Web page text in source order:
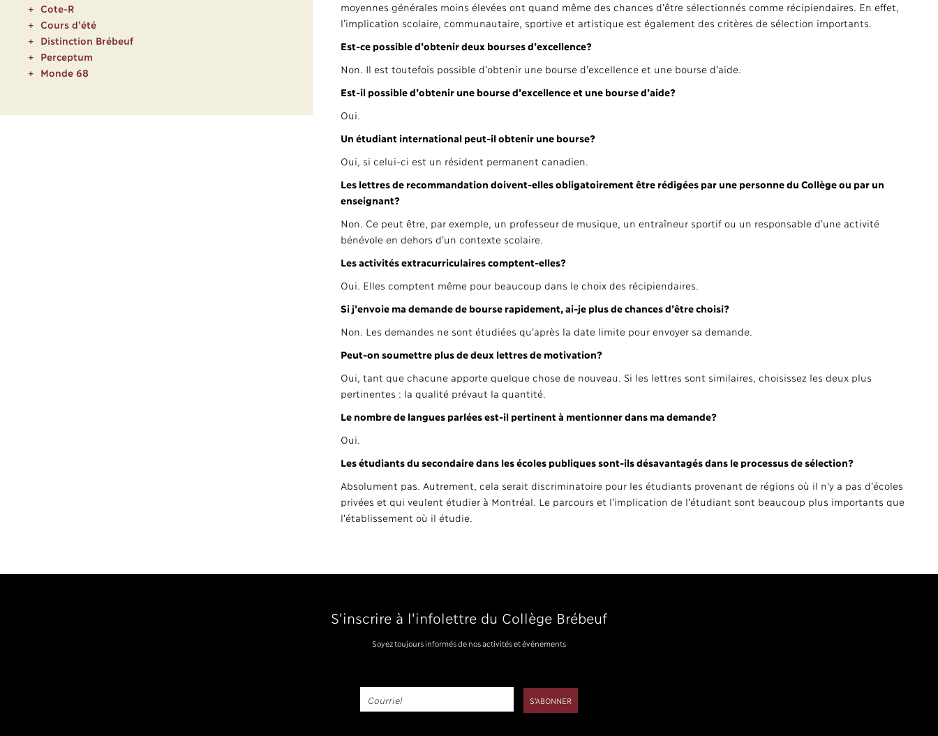
Cote-R
Cours d’été
Distinction Brébeuf
Perceptum
Monde 68
moyennes générales moins élevées ont quand même des chances d’être sélectionnés comme récipiendaires. En effet,
l’implication scolaire, communautaire, sportive et artistique est également des critères de sélection importants.
Est-ce possible d’obtenir deux bourses d’excellence?
Non. Il est toutefois possible d’obtenir une bourse d’excellence et une bourse d’aide.
Est-il possible d’obtenir une bourse d’excellence et une bourse d’aide?
Oui.
Un étudiant international peut-il obtenir une bourse?
Oui, si celui-ci est un résident permanent canadien.
Les lettres de recommandation doivent-elles obligatoirement être rédigées par une personne du Collège ou par un
enseignant?
Non. Ce peut être, par exemple, un professeur de musique, un entraîneur sportif ou un responsable d’une activité
bénévole en dehors d’un contexte scolaire.
Les activités extracurriculaires comptent-elles?
Oui. Elles comptent même pour beaucoup dans le choix des récipiendaires.
Si j’envoie ma demande de bourse rapidement, ai-je plus de chances d’être choisi?
Non. Les demandes ne sont étudiées qu’après la date limite pour envoyer sa demande.
Peut-on soumettre plus de deux lettres de motivation?
Oui, tant que chacune apporte quelque chose de nouveau. Si les lettres sont similaires, choisissez les deux plus
pertinentes : la qualité prévaut la quantité.
Le nombre de langues parlées est-il pertinent à mentionner dans ma demande?
Oui.
Les étudiants du secondaire dans les écoles publiques sont-ils désavantagés dans le processus de sélection?
Absolument pas. Autrement, cela serait discriminatoire pour les étudiants provenant de régions où il n’y a pas d’écoles
privées et qui veulent étudier à Montréal. Le parcours et l’implication de l’étudiant sont beaucoup plus importants que
l’établissement où il étudie.
S'inscrire à l'infolettre du Collège Brébeuf
Soyez toujours informés de nos activités et événements